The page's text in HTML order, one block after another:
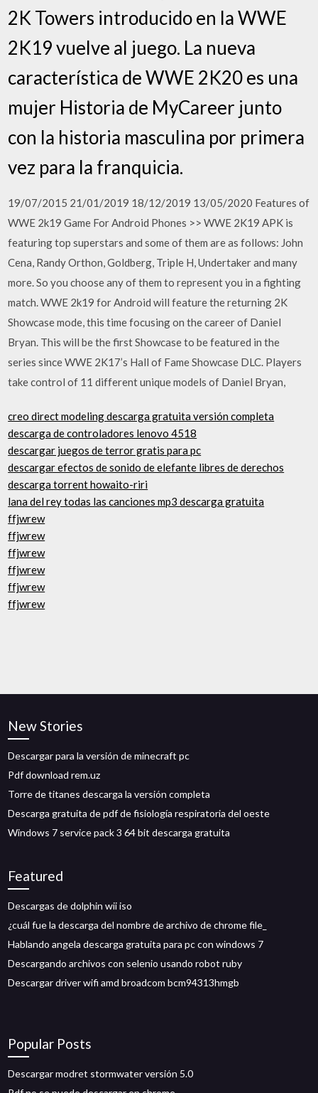
2K Towers introducido en la WWE
2K19 vuelve al juego. La nueva
característica de WWE 2K20 es una
mujer Historia de MyCareer junto
con la historia masculina por primera
vez para la franquicia.
19/07/2015 21/01/2019 18/12/2019 13/05/2020 Features of
WWE 2k19 Game For Android Phones >> WWE 2K19 APK is
featuring top superstars and some of them are as follows: John
Cena, Randy Orthon, Goldberg, Triple H, Undertaker and many
more. So you choose any of them to represent you in a fighting
match. WWE 2k19 for Android will feature the returning 2K
Showcase mode, this time focusing on the career of Daniel
Bryan. This will be the first Showcase to be featured in the
series since WWE 2K17’s Hall of Fame Showcase DLC. Players
take control of 11 different unique models of Daniel Bryan,
creo direct modeling descarga gratuita versión completa
descarga de controladores lenovo 4518
descargar juegos de terror gratis para pc
descargar efectos de sonido de elefante libres de derechos
descarga torrent howaito-riri
lana del rey todas las canciones mp3 descarga gratuita
ffjwrew
ffjwrew
ffjwrew
ffjwrew
ffjwrew
ffjwrew
New Stories
Descargar para la versión de minecraft pc
Pdf download rem.uz
Torre de titanes descarga la versión completa
Descarga gratuita de pdf de fisiología respiratoria del oeste
Windows 7 service pack 3 64 bit descarga gratuita
Featured
Descargas de dolphin wii iso
¿cuál fue la descarga del nombre de archivo de chrome file_
Hablando angela descarga gratuita para pc con windows 7
Descargando archivos con selenio usando robot ruby
Descargar driver wifi amd broadcom bcm94313hmgb
Popular Posts
Descargar modret stormwater versión 5.0